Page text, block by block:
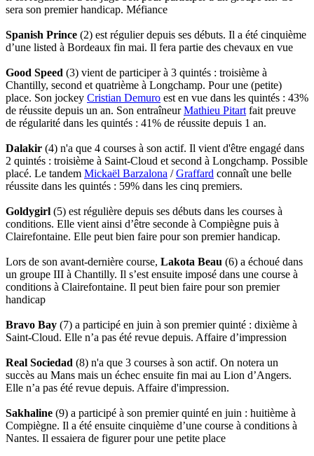
sera son premier handicap. Méfiance
Spanish Prince (2) est régulier depuis ses débuts. Il a été cinquième
d’une listed à Bordeaux fin mai. Il fera partie des chevaux en vue
Good Speed (3) vient de participer à 3 quintés : troisième à
Chantilly, second et quatrième à Longchamp. Pour une (petite)
place. Son jockey Cristian Demuro est en vue dans les quintés : 43%
de réussite depuis un an. Son entraîneurMathieu Pitart fait preuve
de régularité dans les quintés : 41% de réussite depuis 1 an.
Dalakir (4) n'a que 4 courses à son actif. Il vient d'être engagé dans
2 quintés : troisième à Saint-Cloud et second à Longchamp. Possible
placé. Le tandem Mickaël Barzalona /Graffard connaît une belle
réussite dans les quintés : 59% dans les cinq premiers.
Goldygirl (5) est régulière depuis ses débuts dans les courses à
conditions. Elle vient ainsi d’être seconde à Compiègne puis à
Clairefontaine. Elle peut bien faire pour son premier handicap.
Lors de son avant-dernière course, Lakota Beau (6) a échoué dans
un groupe III à Chantilly. Il s’est ensuite imposé dans une course à
conditions à Clairefontaine. Il peut bien faire pour son premier
handicap
Bravo Bay (7) a participé en juin à son premier quinté : dixième à
Saint-Cloud. Elle n’a pas été revue depuis. Affaire d’impression
Real Sociedad (8) n'a que 3 courses à son actif. On notera un
succès au Mans mais un échec ensuite fin mai au Lion d’Angers.
Elle n’a pas été revue depuis. Affaire d'impression.
Sakhaline (9) a participé à son premier quinté en juin : huitième à
Compiègne. Il a été ensuite cinquième d’une course à conditions à
Nantes. Il essaiera de figurer pour une petite place